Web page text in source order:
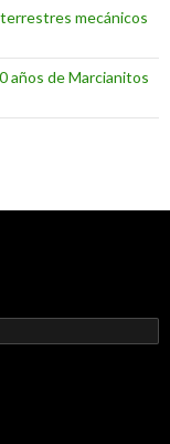
mecánicos
años de Marcianitos